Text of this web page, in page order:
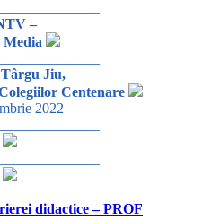
–
Media
Jiu,
Centenare
2022
didactice – PROF